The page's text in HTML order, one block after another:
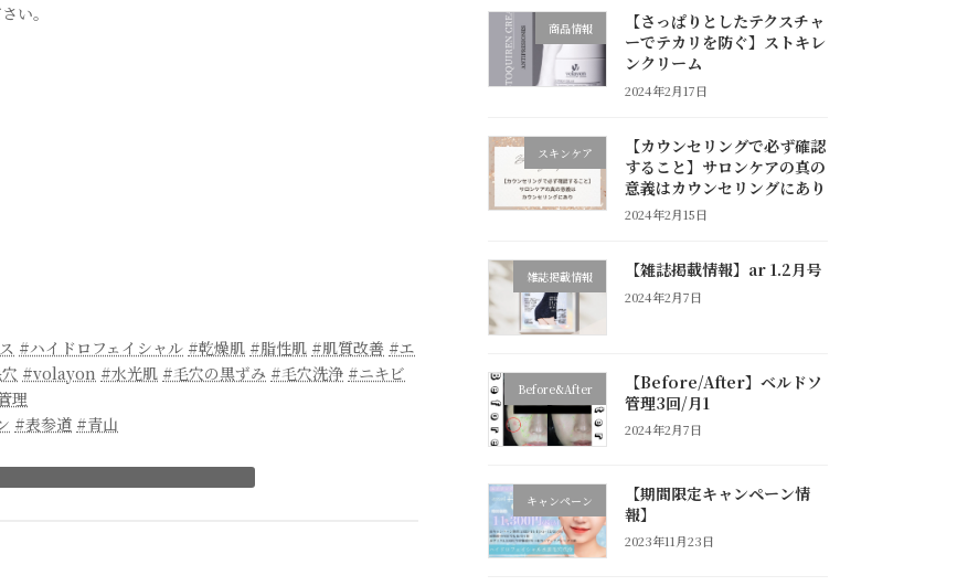
い。
#ハイドロフェイシャル #乾燥肌 #脂性肌 #肌質改善 #エ
#volayon #水光肌 #毛穴の黒ずみ #毛穴洗浄 #ニキビ
理
#表参道 #青山
商品情報
【さっぱりとしたテクスチャ
ーでテカリを防ぐ】ストキレ
ンクリーム
2024年2月17日
スキンケア
【カウンセリングで必ず確認
すること】サロンケアの真の
意義はカウンセリングにあり
2024年2月15日
雑誌掲載情報 【雑誌掲載情報】ar 1.2月号
2024年2月7日
Before&After
【Before/After】ベルドソ
管理3回/月1
2024年2月7日
キャンペーン
【期間限定キャンペーン情
報】
2023年11月23日